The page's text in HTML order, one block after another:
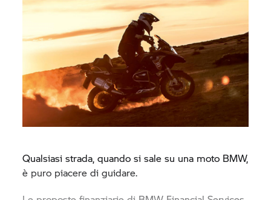
Qualsiasi strada, quando si sale su una moto BMW,
è puro piacere di guidare.